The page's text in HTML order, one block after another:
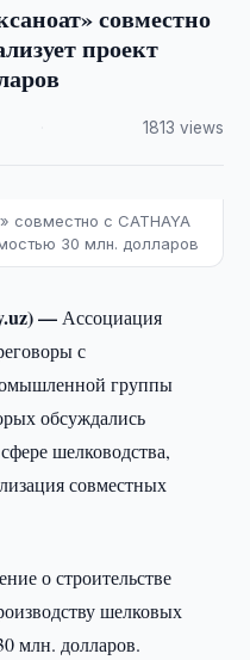
совместно
проект
1813 views
совместно с CATHAYA
30 млн. долларов
—Ассоциация
с
группы
обсуждались
шелководства,
совместных
о строительстве
шелковых
млн. долларов.